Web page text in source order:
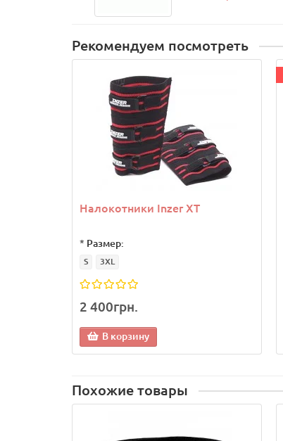
Рекомендуем посмотреть
Налокотники Inzer XT
* Размер:
S 3XL
2 400грн.
В корзину
Похожие товары